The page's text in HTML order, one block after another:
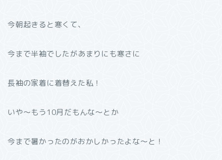
今朝起きると寒くて、
今まで半袖でしたがあまりにも寒さに
長袖の家着に着替えた私！
いや〜もう10月だもんな〜とか
今まで暑かったのがおかしかったよな〜と！